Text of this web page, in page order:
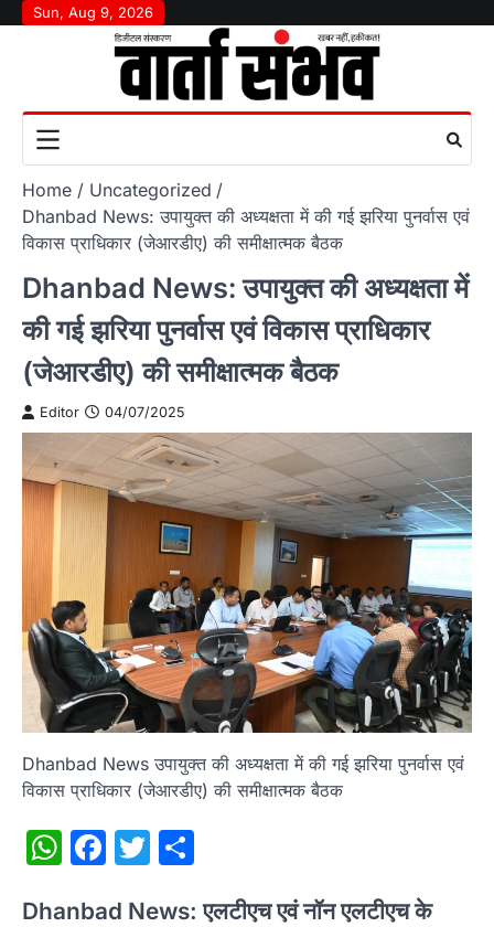
SkipSun, Aug 9, 2026
Home
Uncategorized
Dhanbad News: उपायुक्त की अध्यक्षता में की गई झरिया पुनर्वास एवं
विकास प्राधिकार (जेआरडीए) की समीक्षात्मक बैठक
Dhanbad News: उपायुक्त की अध्यक्षता में
की गई झरिया पुनर्वास एवं विकास प्राधिकार
(जेआरडीए) की समीक्षात्मक बैठक
Editor 04/07/2025
Dhanbad News उपायुक्त की अध्यक्षता में की गई झरिया पुनर्वास एवं
विकास प्राधिकार (जेआरडीए) की समीक्षात्मक बैठक
WhatsApp
Facebook
Twitter
Dhanbad News: एलटीएच एवं नॉन एलटीएच के